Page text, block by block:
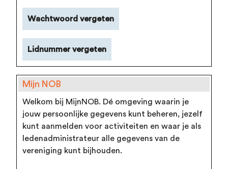
Wachtwoord vergeten
Lidnummer vergeten
Mijn NOB
Welkom bij MijnNOB. Dé omgeving waarin je
jouw persoonlijke gegevens kunt beheren, jezelf
kunt aanmelden voor activiteiten en waar je als
ledenadministrateur alle gegevens van de
vereniging kunt bijhouden.